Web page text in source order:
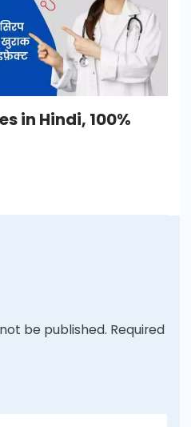
in Hindi, 100%
be published. Required